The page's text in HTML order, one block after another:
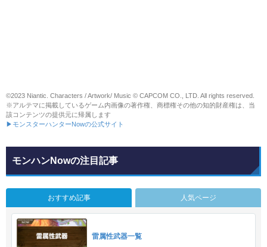
©2023 Niantic. Characters / Artwork/ Music © CAPCOM CO., LTD. All rights reserved.
※アルテマに掲載しているゲーム内画像の著作権、商標権その他の知的財産権は、当
該コンテンツの提供元に帰属します
▶モンスターハンターNowの公式サイト
モンハンNowの注目記事
おすすめ記事 人気ページ
雷属性武器一覧